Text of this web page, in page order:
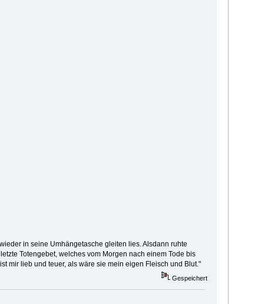
in seine Umhängetasche gleiten lies. Alsdann ruhte
Totengebet, welches vom Morgen nach einem Tode bis
mir lieb und teuer, als wäre sie mein eigen Fleisch und Blut."
Gespeichert